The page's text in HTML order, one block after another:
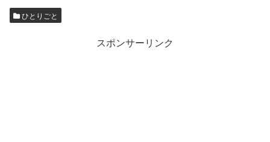
ひとりごと
スポンサーリンク